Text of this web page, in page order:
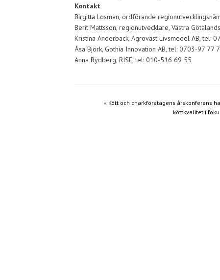
Kontakt
Birgitta Losman, ordförande
Berit Mattsson, regionutvecklare, Västra
Kristina Anderback, Agroväst Livsmedel AB, tel:
Åsa Björk, Gothia Innovation AB, tel: 0703-97 77
Anna Rydberg, RISE, tel: 010-516 69 55
« Kött och charkföretagens årskonferens
köttkvalitet i